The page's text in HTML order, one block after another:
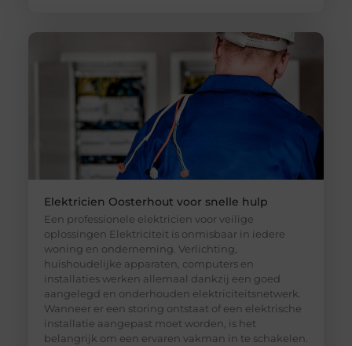
Elektricien Oosterhout voor snelle hulp
Een professionele elektricien voor veilige
oplossingen Elektriciteit is onmisbaar in iedere
woning en onderneming. Verlichting,
huishoudelijke apparaten, computers en
installaties werken allemaal dankzij een goed
aangelegd en onderhouden elektriciteitsnetwerk.
Wanneer er een storing ontstaat of een elektrische
installatie aangepast moet worden, is het
belangrijk om een ervaren vakman in te schakelen.